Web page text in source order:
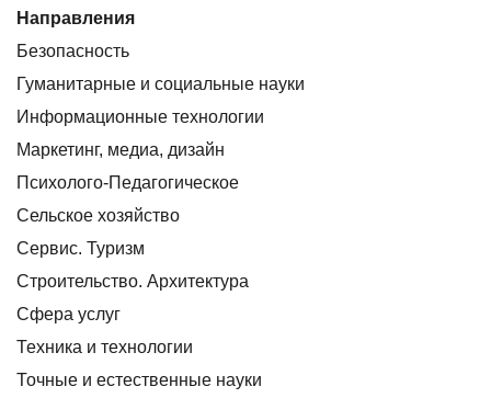
Направления
Безопасность
Гуманитарные и социальные науки
Информационные технологии
Маркетинг, медиа, дизайн
Психолого-Педагогическое
Сельское хозяйство
Сервис. Туризм
Строительство. Архитектура
Сфера услуг
Техника и технологии
Точные и естественные науки